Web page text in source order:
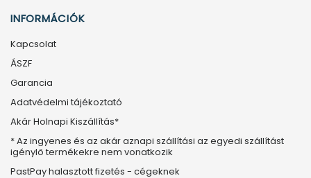
INFORMÁCIÓK
Kapcsolat
ÁSZF
Garancia
Adatvédelmi tájékoztató
Akár Holnapi Kiszállítás*
* Az ingyenes és az akár aznapi szállítási az egyedi szállítást
igénylő termékekre nem vonatkozik
PastPay halasztott fizetés - cégeknek